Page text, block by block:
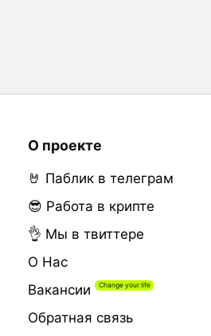
О проекте
🤘 Паблик в телеграм
😎 Работа в крипте
👌 Мы в твиттере
О Нас
Вакансии
Обратная связь